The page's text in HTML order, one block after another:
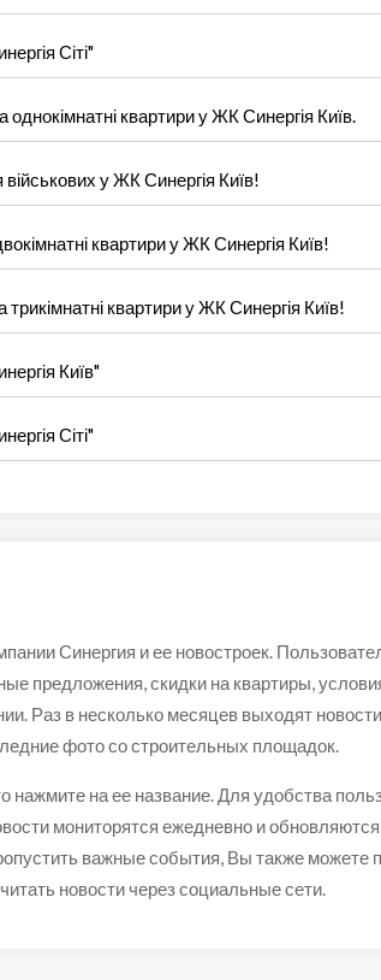
Сіті"
квартири у ЖК Синергія Київ.
у ЖК Синергія Київ!
квартири у ЖК Синергія Київ!
квартири у ЖК Синергія Київ!
Київ"
Сіті"
Синергия и ее новостроек.
предложения, скидки на квартиры,
Раз в несколько месяцев выходят
фото со строительных площадок.
нажмите на ее название. Для удобства
мониторятся ежедневно и
важные события, Вы также можете
новости через социальные сети.